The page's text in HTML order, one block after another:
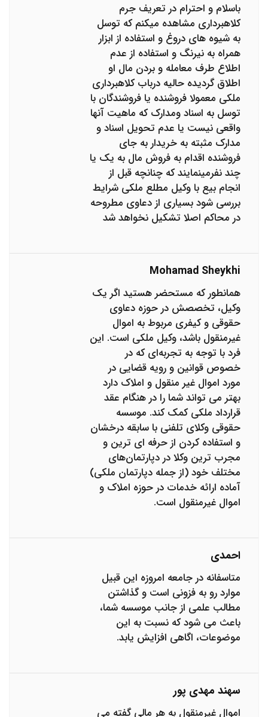
باسلام و احترام در تعریف جرم
کلاهبرداری مشاهده میکنم که توسل
به شیوه های دروغ و استفاده از ابزار
همراه به نیرنگ و استفاده از عدم
اطلاع طرف معامله و بردن مال او
اطلاق گردیده حالیه درباب کلاهبرداری
ملکی معمولا فروشنده یا فروشندگان با
توسل به اسناد ومدارک که ماهیت آنها
واقعی نیست یا عدم تحویل اسناد و
مدارک مثبته به خریدار به جای
فروشنده اقدام به فروش مال به یک یا
چند نفرمینمایند که چنانچه قبل از
انجام بیع با وکیل مطلع ملکی شرایط
بررسی شود بسیاری از دعاوی مطروحه
در محاکم اصلا تشکیل نخواهد شد
Mohamad Sheykhi
همانطور که مستحضر هستید اگر یک
وکیل، تخصصش در حوزه دعاوی
حقوقی و کیفری مربوط به اموال
غیرمنقول باشد، وکیل ملکی است. این
فرد با توجه به تجربه‌ای که در
خصوص قوانین و رویه قضایی در
مورد اموال غیر منقول و املاک دارد
بهتر می تواند شما را در هنگام عقد
قرارداد ملکی کمک کند. موسسه
حقوقی وکلای تلفنی با سابقه درخشان
و استفاده کردن از حرفه ای ترین و
مجرب ترین وکلا در دپارتمان‌های
مختلف خود (از جمله دپارتمان ملکی)
آماده ارائه خدمات در حوزه املاک و
اموال غیرمنقول است.
احمدی
متاسفانه در جامعه امروزه این قبیل
موارد رو به فزونی است و گذاشتن
مطالب علمی از جانب موسسه شما،
باعث می شود که نسبت به این
موضوعات، اگاهی افزایش یابد.
سهند مهدی پور
اموال غیرمنقول به هر مالی گفته می